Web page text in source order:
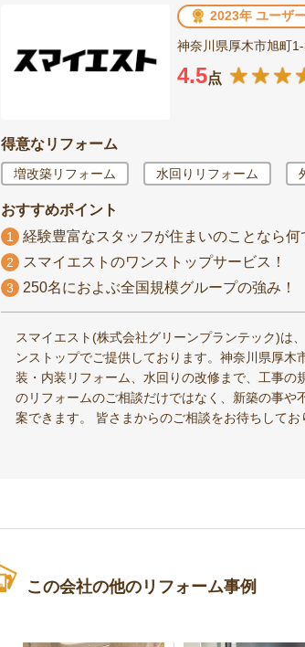
2023年 ユーザ
神奈川県厚木市旭町
4.5点
得意なリフォーム
増改築リフォーム 水回りリフォーム
おすすめポイント
1 経験豊富なスタッフが住まいのことなら何
2 スマイエストのワンストップサービス！
3 250名におよぶ全国規模グループの強み！
スマイエスト(株式会社グリーンプランテック)は
ンストップでご提供しております。神奈川県厚
装・内装リフォーム、水回りの改修まで、工事の
のリフォームのご相談だけではなく、新築の事
案できます。 皆さまからのご相談をお待ちしてお
この会社の他のリフォーム事例